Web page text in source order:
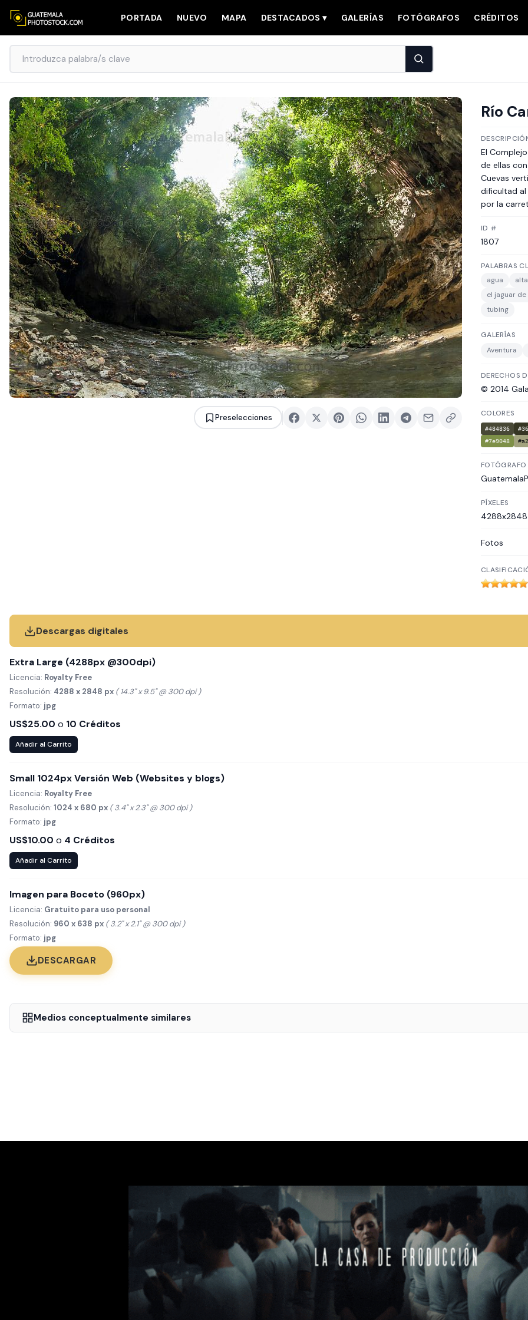
PORTADA NUEVO MAPA DESTACADOS ▾ GALERÍAS FOTÓGRAFOS CRÉDITOS
Preselecciones
Río
El
de ellas
Cuevas
dificultad al
por la
ID #
1807
PALABRAS
agua
el jaguar
tubing
GALERÍAS
Aventura
DERECHOS
© 2014
COLORES
#484836
#7e9048
FOTÓGRAFO
PÍXELES
4288x2848
Fotos
Descargas digitales
Extra Large (4288px @300dpi)
Licencia: Royalty Free
Resolución: 4288 x 2848 px ( 14.3" x 9.5" @ 300 dpi )
Formato: jpg
US$25.00 o 10 Créditos
Añadir al Carrito
Small 1024px Versión Web (Websites y blogs)
Licencia: Royalty Free
Resolución: 1024 x 680 px ( 3.4" x 2.3" @ 300 dpi )
Formato: jpg
US$10.00 o 4 Créditos
Añadir al Carrito
Imagen para Boceto (960px)
Licencia: Gratuito para uso personal
Resolución: 960 x 638 px ( 3.2" x 2.1" @ 300 dpi )
Formato: jpg
DESCARGAR
Medios conceptualmente similares